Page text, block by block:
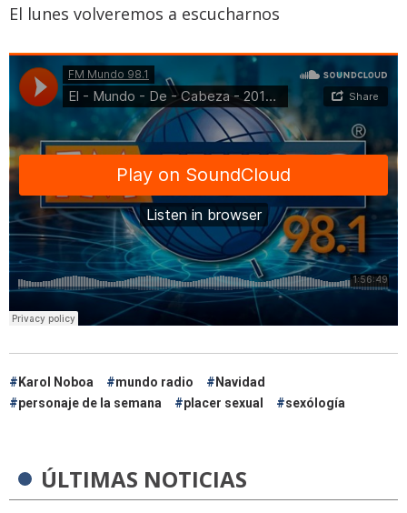
El lunes volveremos a escucharnos
Karol Noboa mundo radio
Navidad
personaje de la semana
placer sexual sexólogía
ÚLTIMAS NOTICIAS